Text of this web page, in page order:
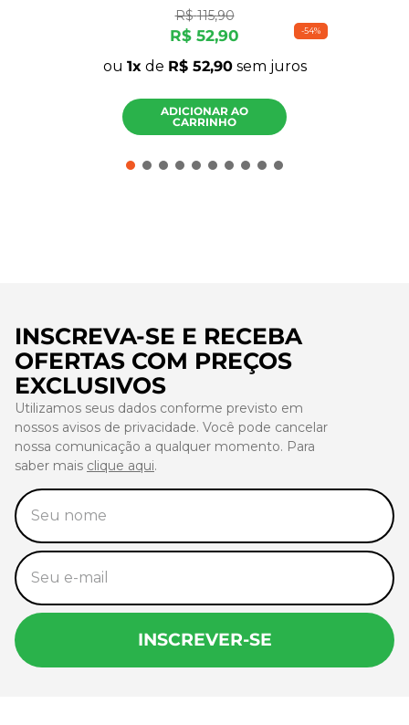
-54%
R$ 115,90
R$ 52,90
ou 1 de R$ 52,90sem juros
ADICIONAR AO
CARRINHO
INSCREVA-SE E RECEBA
OFERTAS COM PREÇOS
EXCLUSIVOS
Utilizamos seus dados conforme previsto em
nossos avisos de privacidade. Você pode cancelar
nossa comunicação a qualquer momento. Para
saber mais clique aqui.
INSCREVER-SE